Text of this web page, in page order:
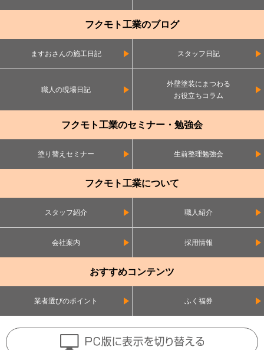
フクモト工業のブログ
ますおさんの施工日記 スタッフ日記
職人の現場日記
外壁塗装にまつわる
お役立ちコラム
フクモト工業のセミナー・勉強会
塗り替えセミナー 生前整理勉強会
フクモト工業について
スタッフ紹介 職人紹介
会社案内 採用情報
おすすめコンテンツ
業者選びのポイント ふく福券